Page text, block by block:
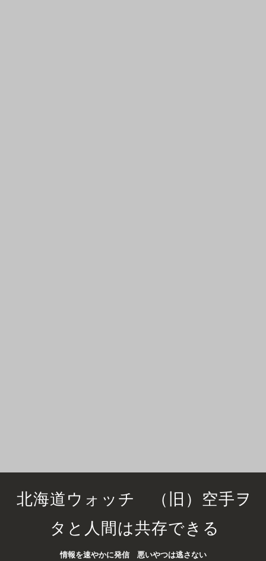
北海道ウォッチ （旧）空手ヲ
タと人間は共存できる
情報を速やかに発信 悪いやつは逃さない